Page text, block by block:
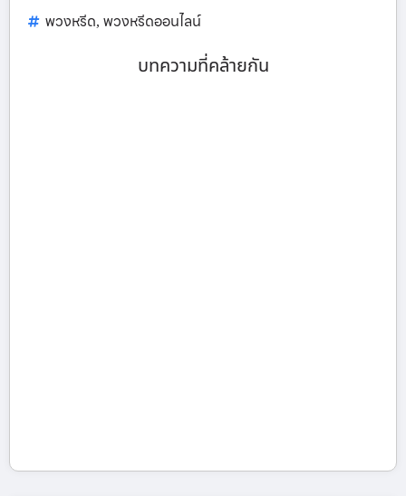
พวงหรีด, พวงหรีดออนไลน์
บทความที่คล้ายกัน